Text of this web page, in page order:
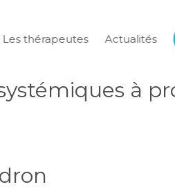
Les thérapeutes Actualités
à